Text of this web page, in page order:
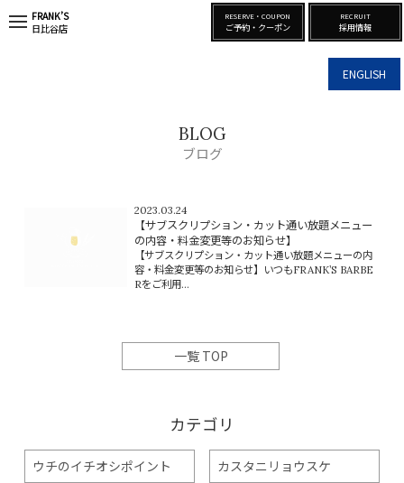
ENGLISH
FRANK’S
日比谷店
RESERVE・COUPON
ご予約・クーポン
RECRUIT
採用情報
BLOG
ブログ
2023.03.24
【サブスクリプション・カット通い放題メニュー
の内容・料金変更等のお知らせ】
【サブスクリプション・カット通い放題メニューの内
容・料金変更等のお知らせ】いつもFRANK’S BARBE
Rをご利用...
一覧 TOP
カテゴリ
ウチのイチオシポイント カスタニリョウスケ
t